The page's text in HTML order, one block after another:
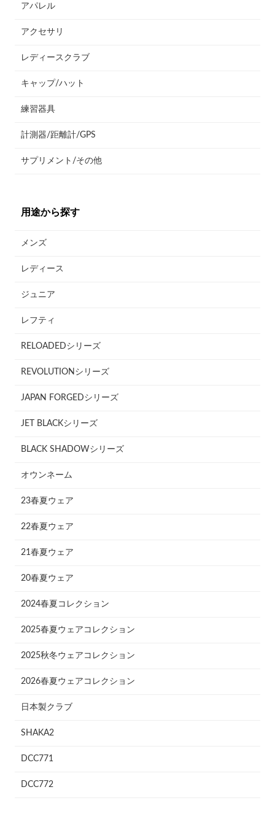
アパレル
アクセサリ
レディースクラブ
キャップ/ハット
練習器具
計測器/距離計/GPS
サプリメント/その他
用途から探す
メンズ
レディース
ジュニア
レフティ
RELOADEDシリーズ
REVOLUTIONシリーズ
JAPAN FORGEDシリーズ
JET BLACKシリーズ
BLACK SHADOWシリーズ
オウンネーム
23春夏ウェア
22春夏ウェア
21春夏ウェア
20春夏ウェア
2024春夏コレクション
2025春夏ウェアコレクション
2025秋冬ウェアコレクション
2026春夏ウェアコレクション
日本製クラブ
SHAKA2
DCC771
DCC772